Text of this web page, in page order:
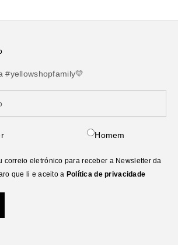
#yellowshopfamily💛
Homem
correio eletrónico para receber a Newsletter da
que li e aceito a Política de privacidade